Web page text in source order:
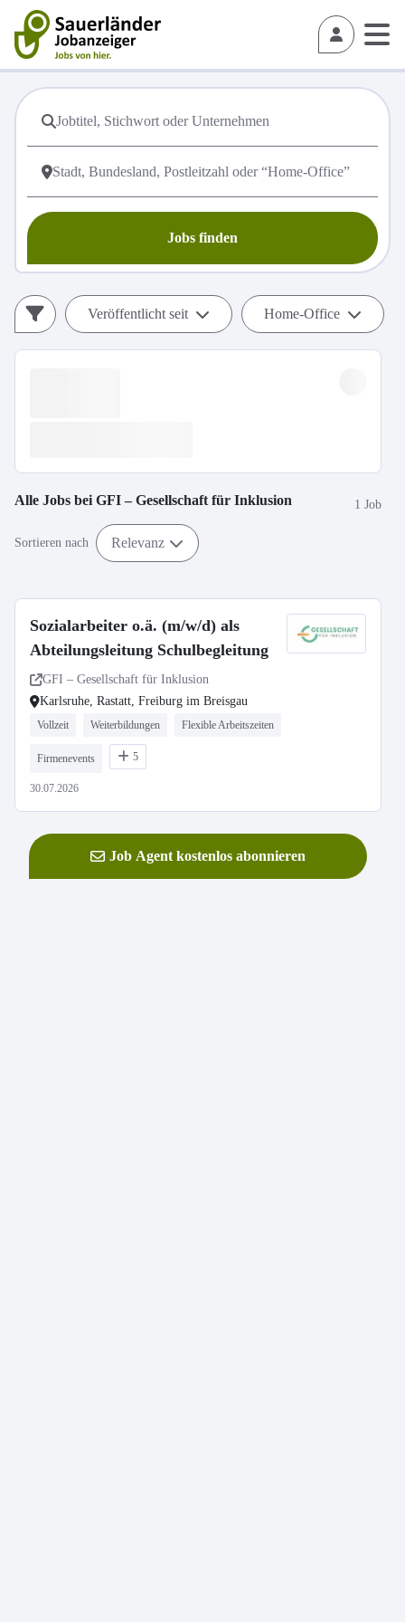
Jobs finden
Veröffentlicht seit Home-Office
Alle Jobs bei GFI – Gesellschaft für Inklusion 1 Job
Sortieren nach Relevanz
Sozialarbeiter o.ä. (m/w/d) als
Abteilungsleitung Schulbegleitung
GFI – Gesellschaft für Inklusion
Karlsruhe, Rastatt, Freiburg im Breisgau
Vollzeit Weiterbildungen Flexible Arbeitszeiten
Firmenevents 5
30.07.2026
Job Agent kostenlos abonnieren